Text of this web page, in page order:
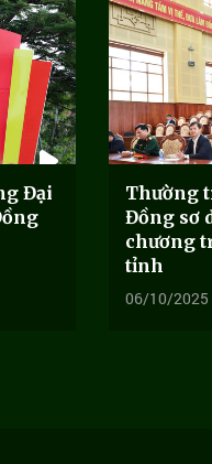
Đại
Thường
Đồng sơ
chương
tỉnh
06/10/2025